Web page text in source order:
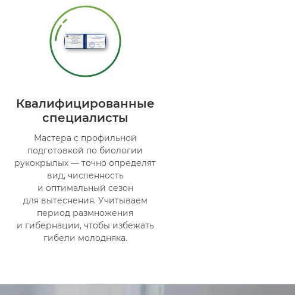
Квалифицированные
специалисты
Мастера с профильной
подготовкой по биологии
рукокрылых — точно определят
вид, численность
и оптимальный сезон
для вытеснения. Учитываем
период размножения
и гибернации, чтобы избежать
гибели молодняка.